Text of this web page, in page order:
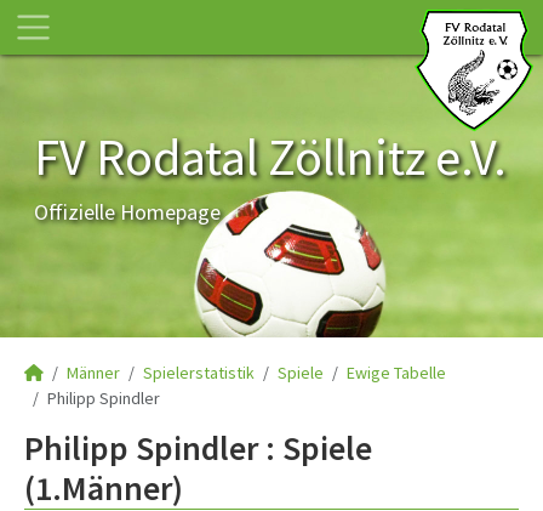
FV Rodatal Zöllnitz e.V.
Offizielle Homepage
Männer Spielerstatistik Spiele
Ewige Tabelle
Philipp Spindler
Philipp Spindler : Spiele
(1.Männer)